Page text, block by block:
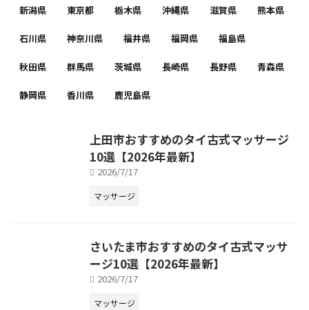
新潟県 東京都 栃木県 沖縄県 滋賀県 熊本県
石川県 神奈川県 福井県 福岡県 福島県
秋田県 群馬県 茨城県 長崎県 長野県 青森県
静岡県 香川県 鹿児島県
上田市おすすめのタイ古式マッサージ
10選【2026年最新】
2026/7/17
マッサージ
さいたま市おすすめのタイ古式マッサ
ージ10選【2026年最新】
2026/7/17
マッサージ